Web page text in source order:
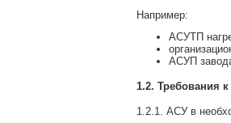
Например:
АСУТП
АСУП
1.2. Требования
1.2.1. АСУ в